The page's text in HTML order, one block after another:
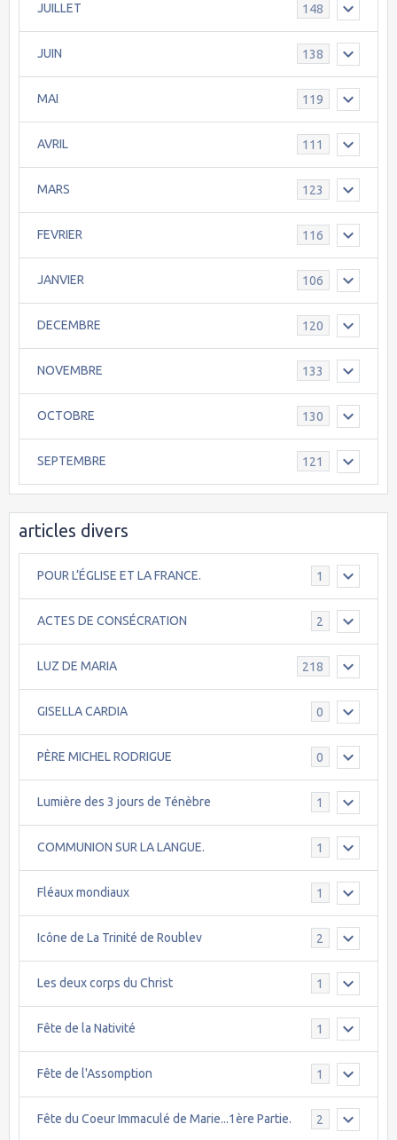
JUILLET 148
JUIN 138
MAI 119
AVRIL 111
MARS 123
FEVRIER 116
JANVIER 106
DECEMBRE 120
NOVEMBRE 133
OCTOBRE 130
SEPTEMBRE 121
articles divers
POUR L’ÉGLISE ET LA FRANCE. 1
ACTES DE CONSÉCRATION 2
LUZ DE MARIA 218
GISELLA CARDIA 0
PÈRE MICHEL RODRIGUE 0
Lumière des 3 jours de Ténèbre 1
COMMUNION SUR LA LANGUE. 1
Fléaux mondiaux 1
Icône de La Trinité de Roublev 2
Les deux corps du Christ 1
Fête de la Nativité 1
Fête de l'Assomption 1
Fête du Coeur Immaculé de Marie...1ère Partie. 2